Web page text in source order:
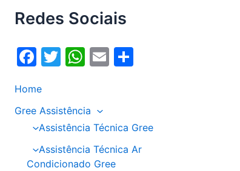
Redes Sociais
F
c
e
b
o
T
er
W
s
A
p
E
Home
Gree Assistência
Assistência Técnica Gree
Assistência Técnica Ar
Condicionado Gree